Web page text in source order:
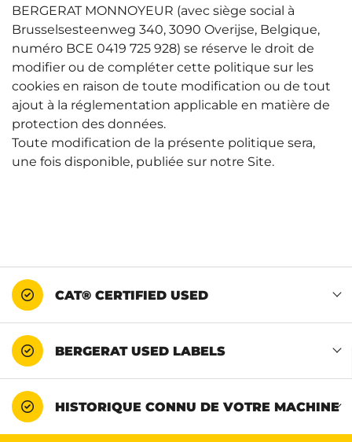
BERGERAT MONNOYEUR (avec siège social à
Brusselsesteenweg 340, 3090 Overijse, Belgique,
numéro BCE 0419 725 928) se réserve le droit de
modifier ou de compléter cette politique sur les
cookies en raison de toute modification ou de tout
ajout à la réglementation applicable en matière de
protection des données.
Toute modification de la présente politique sera,
une fois disponible, publiée sur notre Site.
CAT® CERTIFIED USED
BERGERAT USED LABELS
HISTORIQUE CONNU DE VOTRE MACHINE